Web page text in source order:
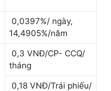
0,0397%/ ngày,
14,4905%/năm
0,3 VNĐ/CP- CCQ/
tháng
0,18 VNĐ/Trái phiếu/